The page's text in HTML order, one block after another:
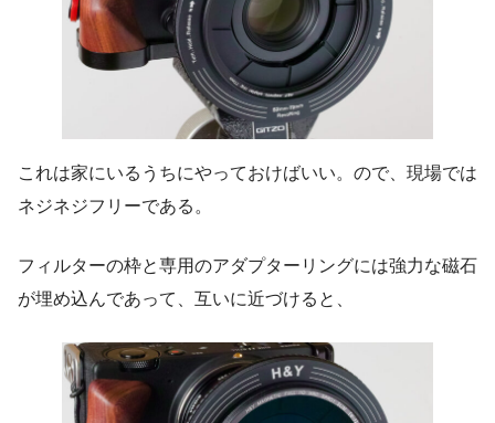
これは家にいるうちにやっておけばいい。ので、現場では
ネジネジフリーである。
フィルターの枠と専用のアダプターリングには強力な磁石
が埋め込んであって、互いに近づけると、